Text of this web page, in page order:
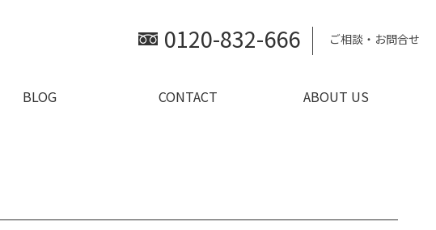
0120-832-666 ご相談・お問合せ
BLOG CONTACT ABOUT US